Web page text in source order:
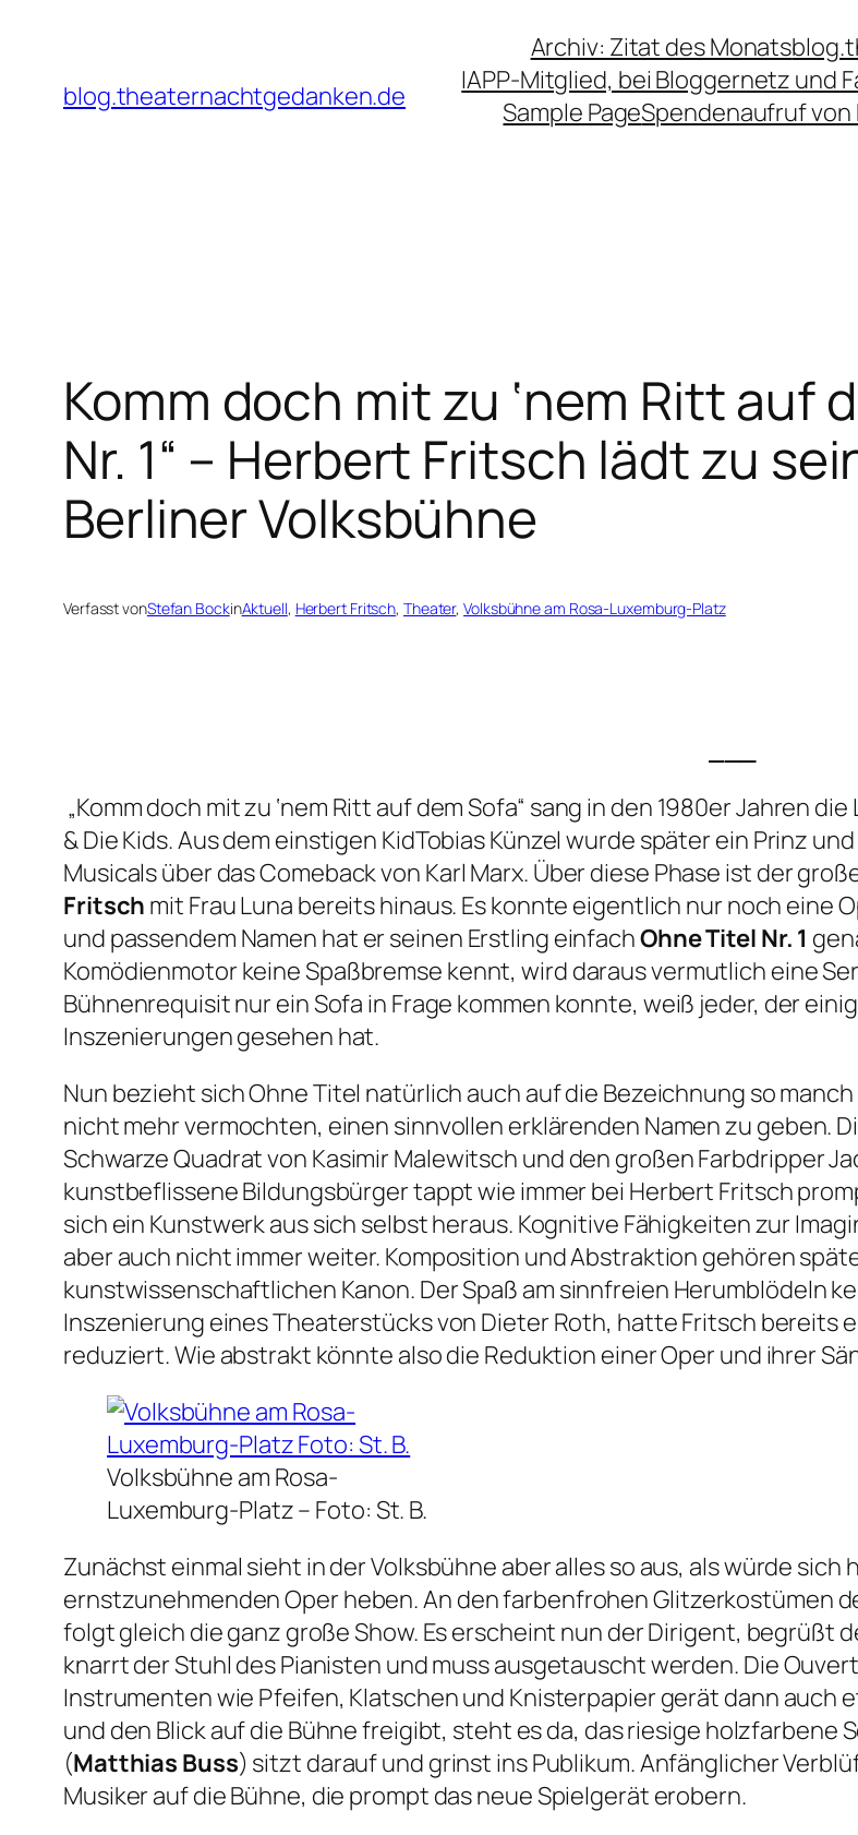
springenblog.theaternachtgedanken.de
Archiv: Zitat des Monats
IAPP-Mitglied, bei Bloggernetz und
Sample PageSpendenaufruf von
Komm doch mit zu ‘nem Ritt auf
Nr. 1“ – Herbert Fritsch lädt zu
Berliner Volksbühne
Verfasst vonStefan BockinAktuell, Herbert Fritsch, Theater, Volksbühne am Rosa-Luxemburg-Platz
„Komm doch mit zu ‘nem Ritt auf dem Sofa“ sang in den 1980er Jahren
& Die Kids. Aus dem einstigen KidTobias Künzel wurde später ein Prinz
Musicals über das Comeback von Karl Marx. Über diese Phase ist der
Fritsch mit Frau Luna bereits hinaus. Es konnte eigentlich nur noch eine
und passendem Namen hat er seinen Erstling einfachOhne Titel Nr. 1
Komödienmotor keine Spaßbremse kennt, wird daraus vermutlich eine
Bühnenrequisit nur ein Sofa in Frage kommen konnte, weiß jeder, der
Inszenierungen gesehen hat.
Nun bezieht sichOhne Titel natürlich auch auf die Bezeichnung so
nicht mehr vermochten, einen sinnvollen erklärenden Namen zu geben.
Schwarze Quadrat von Kasimir Malewitsch und den großen Farbdripper
kunstbeflissene Bildungsbürger tappt wie immer bei Herbert Fritsch
sich ein Kunstwerk aus sich selbst heraus. Kognitive Fähigkeiten zur
aber auch nicht immer weiter. Komposition und Abstraktion gehören
kunstwissenschaftlichen Kanon. Der Spaß am sinnfreien Herumblödeln
Inszenierung eines Theaterstücks von Dieter Roth, hatte Fritsch bereits
reduziert. Wie abstrakt könnte also die Reduktion einer Oper und ihrer
Volksbühne am Rosa-
Luxemburg-Platz – Foto: St. B.
Zunächst einmal sieht in der Volksbühne aber alles so aus, als würde
ernstzunehmenden Oper heben. An den farbenfrohen Glitzerkostümen
folgt gleich die ganz große Show. Es erscheint nun der Dirigent, begrüßt
knarrt der Stuhl des Pianisten und muss ausgetauscht werden. Die
Instrumenten wie Pfeifen, Klatschen und Knisterpapier gerät dann auch
und den Blick auf die Bühne freigibt, steht es da, das riesige holzfarbene
(Matthias Buss) sitzt darauf und grinst ins Publikum. Anfänglicher
Musiker auf die Bühne, die prompt das neue Spielgerät erobern.